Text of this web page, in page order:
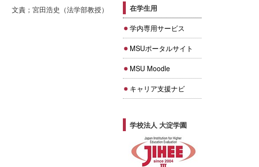
文責；宮田浩史（法学部教授）
在学生用
学内専用サービス
MSUポータルサイト
MSU Moodle
キャリア支援ナビ
学校法人 大淀学園